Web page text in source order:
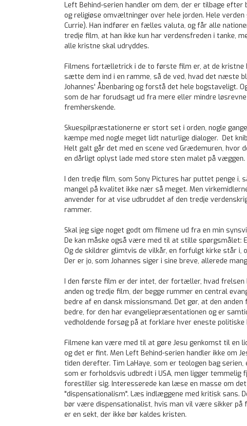
Left Behind-serien handler om dem, der er tilbage
og religiøse omvæltninger over hele jorden. Hele verden
Currie). Han indfører en fælles valuta, og får alle
tredje film, at han ikke kun har verdensfreden i tanke,
alle kristne skal udryddes.
Filmens fortælletrick i de to første film er, at de kristne
sætte dem ind i en ramme, så de ved, hvad det næste
Johannes' Åbenbaring og forstå det hele bogstaveligt.
som de har forudsagt ud fra mere eller mindre
fremherskende.
Skuespilpræstationerne er stort set i orden, nogle
kæmpe med nogle meget lidt naturlige dialoger. Det
Helt galt går det med en scene ved Grædemuren,
en dårligt oplyst lade med store sten malet på væggen.
I den tredje film, som Sony Pictures har puttet penge
mangel på kvalitet ikke nær så meget. Men
anvender for at vise udbruddet af den tredje
rammer.
Skal jeg sige noget godt om filmene ud fra en min
De kan måske også være med til at stille spørgsmålet:
Og de skildrer glimtvis de vilkår, en forfulgt kirke står i,
Der er jo, som Johannes siger i sine breve, allerede
I den første film er der intet, der fortæller, hvad
anden og tredje film, der begge rummer en central
bedre af en dansk missionsmand. Det gør, at den
bedre, for den har evangeliepræsentationen og er
vedholdende forsøg på at forklare hver eneste politiske
Filmene kan være med til at gøre Jesu genkomst til en
og det er fint. Men Left Behind-serien handler ikke om
tiden derefter. Tim LaHaye, som er teologen bag
som er forholdsvis udbredt i USA, men ligger
forestiller sig. Interesserede kan læse en masse om
"dispensationalism". Læs indlæggene med kritisk sans.
bør være dispensationalist, hvis man vil være sikker på
er en sekt, der ikke bør kaldes kristen.